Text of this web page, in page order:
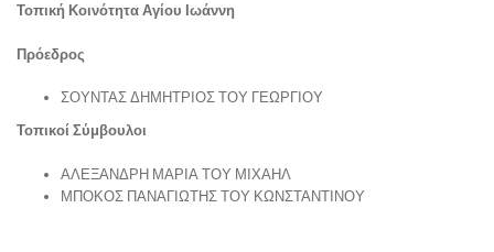
Τοπική Κοινότητα Αγίου Ιωάννη
Πρόεδρος
ΣΟΥΝΤΑΣ ΔΗΜΗΤΡΙΟΣ ΤΟΥ ΓΕΩΡΓΙΟΥ
Τοπικοί Σύμβουλοι
ΑΛΕΞΑΝΔΡΗ ΜΑΡΙΑ ΤΟΥ ΜΙΧΑΗΛ
ΜΠΟΚΟΣ ΠΑΝΑΓΙΩΤΗΣ ΤΟΥ ΚΩΝΣΤΑΝΤΙΝΟΥ